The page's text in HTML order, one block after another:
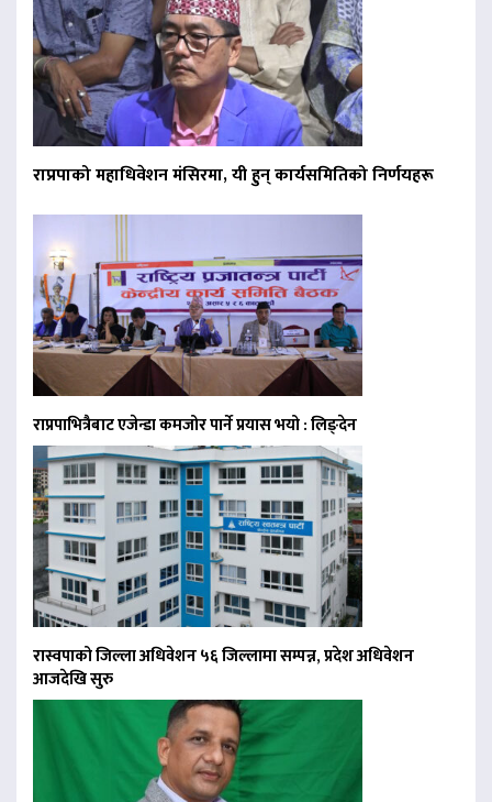
राप्रपाको महाधिवेशन मंसिरमा, यी हुन् कार्यसमितिको निर्णयहरू
राप्रपाभित्रैबाट एजेन्डा कमजोर पार्ने प्रयास भयो : लिङ्देन
रास्वपाको जिल्ला अधिवेशन ५६ जिल्लामा सम्पन्न, प्रदेश अधिवेशन
आजदेखि सुरु